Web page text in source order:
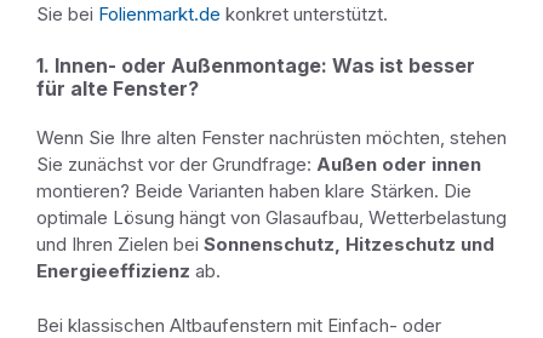
Sie bei Folienmarkt.de konkret unterstützt.
1. Innen- oder Außenmontage: Was ist besser
für alte Fenster?
Wenn Sie Ihre alten Fenster nachrüsten möchten, stehen
Sie zunächst vor der Grundfrage: Außen oder innen
montieren? Beide Varianten haben klare Stärken. Die
optimale Lösung hängt von Glasaufbau, Wetterbelastung
und Ihren Zielen bei Sonnenschutz, Hitzeschutz und
Energieeffizienz ab.
Bei klassischen Altbaufenstern mit Einfach- oder